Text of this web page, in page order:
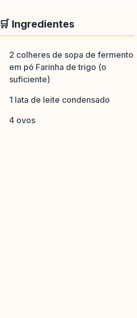
🛒 Ingredientes
2 colheres de sopa de fermento
em pó Farinha de trigo (o
suficiente)
1 lata de leite condensado
4 ovos